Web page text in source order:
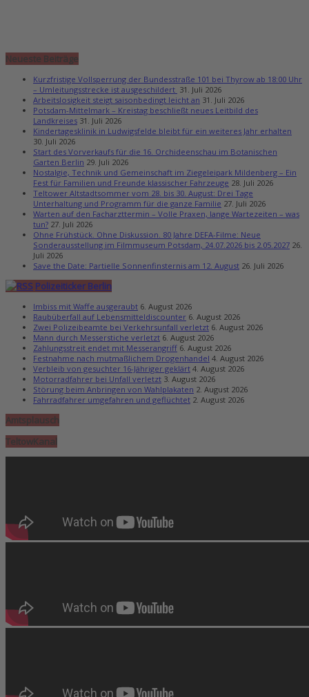
Neueste Beiträge
Kurzfristige Vollsperrung der Bundesstraße 101 bei Thyrow ab 18:00 Uhr
– Umleitungsstrecke ist ausgeschildert 31. Juli 2026
Arbeitslosigkeit steigt saisonbedingt leicht an 31. Juli 2026
Potsdam-Mittelmark – Kreistag beschließt neues Leitbild des
Landkreises 31. Juli 2026
Kindertagesklinik in Ludwigsfelde bleibt für ein weiteres Jahr erhalten
30. Juli 2026
Start des Vorverkaufs für die 16. Orchideenschau im Botanischen
Garten Berlin 29. Juli 2026
Nostalgie, Technik und Gemeinschaft im Ziegeleipark Mildenberg – Ein
Fest für Familien und Freunde klassischer Fahrzeuge 28. Juli 2026
Teltower Altstadtsommer vom 28. bis 30. August: Drei Tage
Unterhaltung und Programm für die ganze Familie 27. Juli 2026
Warten auf den Facharzttermin – Volle Praxen, lange Wartezeiten – was
tun? 27. Juli 2026
Ohne Frühstück. Ohne Diskussion. 80 Jahre DEFA-Filme: Neue
Sonderausstellung im Filmmuseum Potsdam, 24.07.2026 bis 2.05.2027 26.
Juli 2026
Save the Date: Partielle Sonnenfinsternis am 12. August 26. Juli 2026
Polizeiticker Berlin
Imbiss mit Waffe ausgeraubt 6. August 2026
Raubüberfall auf Lebensmitteldiscounter 6. August 2026
Zwei Polizeibeamte bei Verkehrsunfall verletzt 6. August 2026
Mann durch Messerstiche verletzt 6. August 2026
Zahlungsstreit endet mit Messerangriff 6. August 2026
Festnahme nach mutmaßlichem Drogenhandel 4. August 2026
Verbleib von gesuchter 16-Jähriger geklärt 4. August 2026
Motorradfahrer bei Unfall verletzt 3. August 2026
Störung beim Anbringen von Wahlplakaten 2. August 2026
Fahrradfahrer umgefahren und geflüchtet 2. August 2026
Amtsplausch
TeltowKanal